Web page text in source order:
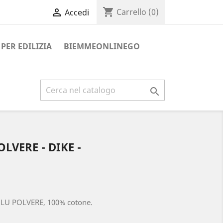
 Accedi shopping_cart Carrello (0)
EDILIZIA
BIEMMEONLINEGO

- DIKE -
POLVERE, 100% cotone.